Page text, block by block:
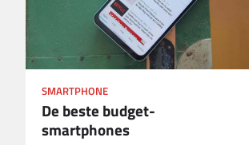
SMARTPHONE
De beste budget-
smartphones